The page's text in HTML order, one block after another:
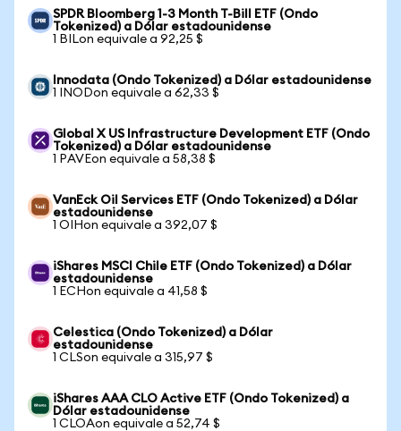
SPDR Bloomberg 1-3 Month T-Bill ETF (Ondo
Tokenized) a Dólar estadounidense
1 BILon equivale a 92,25 $
Innodata (Ondo Tokenized) a Dólar estadounidense
1 INODon equivale a 62,33 $
Global X US Infrastructure Development ETF (Ondo
Tokenized) a Dólar estadounidense
1 PAVEon equivale a 58,38 $
VanEck Oil Services ETF (Ondo Tokenized) a Dólar
estadounidense
1 OIHon equivale a 392,07 $
iShares MSCI Chile ETF (Ondo Tokenized) a Dólar
estadounidense
1 ECHon equivale a 41,58 $
Celestica (Ondo Tokenized) a Dólar
estadounidense
1 CLSon equivale a 315,97 $
iShares AAA CLO Active ETF (Ondo Tokenized) a
Dólar estadounidense
1 CLOAon equivale a 52,74 $